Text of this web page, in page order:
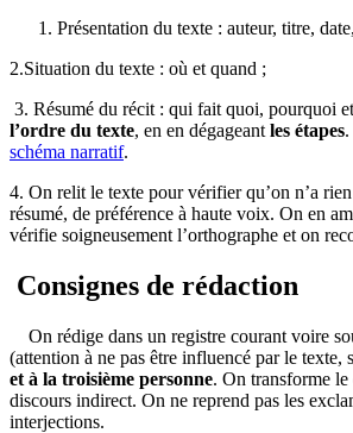
Présentation du texte : auteur, titre,
2.Situation du texte : où et quand ;
3. Résumé du récit : qui fait quoi, pourquoi
l’ordre du texte, en en dégageant les étapes
schéma narratif.
4. On relit le texte pour vérifier qu’on n’a
résumé, de préférence à haute voix. On en
vérifie soigneusement l’orthographe et on
Consignes de rédaction
On rédige dans un registre courant voire
(attention à ne pas être influencé par le texte,
et à la troisième personne. On transforme
discours indirect. On ne reprend pas les
interjections.